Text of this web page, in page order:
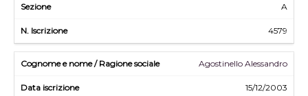
A
4579
Agostinello Alessandro
15/12/2003